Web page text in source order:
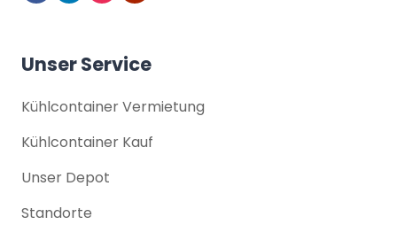
Unser Service
Kühlcontainer Vermietung
Kühlcontainer Kauf
Unser Depot
Standorte